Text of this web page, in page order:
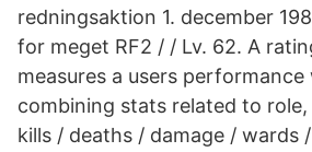
redningsaktion 1. december
for meget RF2 / / Lv. 62. A
measures a users
combining stats related to role,
kills / deaths / damage / wards